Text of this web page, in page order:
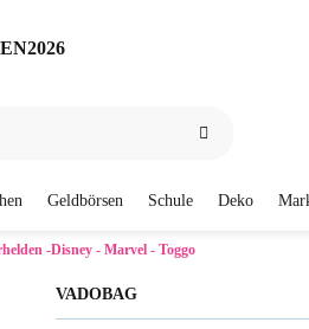
Geldbörsen Schule Deko
-Disney - Marvel - Toggo
VADOBAG